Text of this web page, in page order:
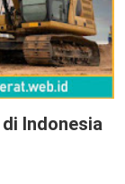
Indonesia